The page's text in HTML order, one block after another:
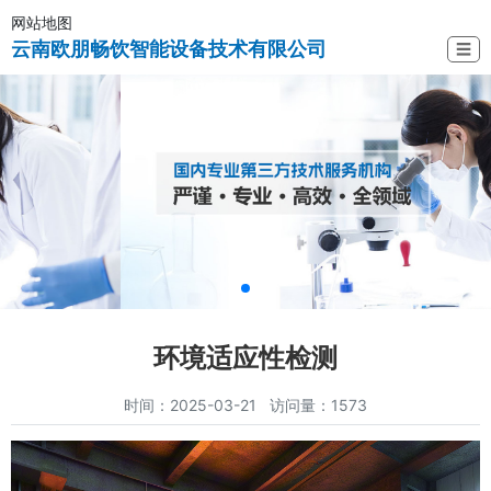
网站地图
云南欧朋畅饮智能设备技术有限公司 ☰
环境适应性检测
时间：2025-03-21 访问量：1573